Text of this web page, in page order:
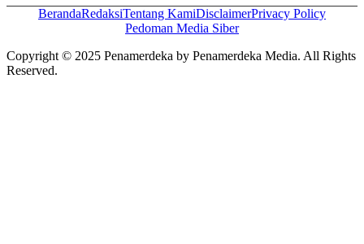
BerandaRedaksiTentang KamiDisclaimerPrivacy Policy
Pedoman Media Siber
Copyright © 2025 Penamerdeka by Penamerdeka Media. All Rights
Reserved.